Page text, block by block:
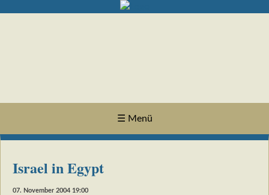
☰ Menü
Israel in Egypt
07. November 2004 19:00